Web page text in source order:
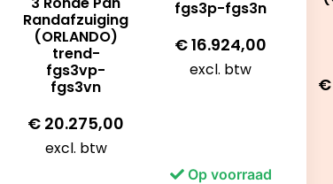
Randafzuiging
(ORLANDO)
trend-
fgs3vp-
fgs3vn
€ 20.275,00
excl. btw
fgs3p-fgs3n
€16.924,00
excl. btw
Op voorraad
€